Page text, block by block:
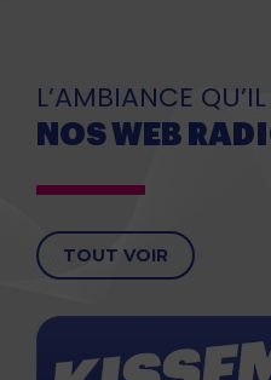
L’AMBIANCE
NOS WEB
TOUT VOIR